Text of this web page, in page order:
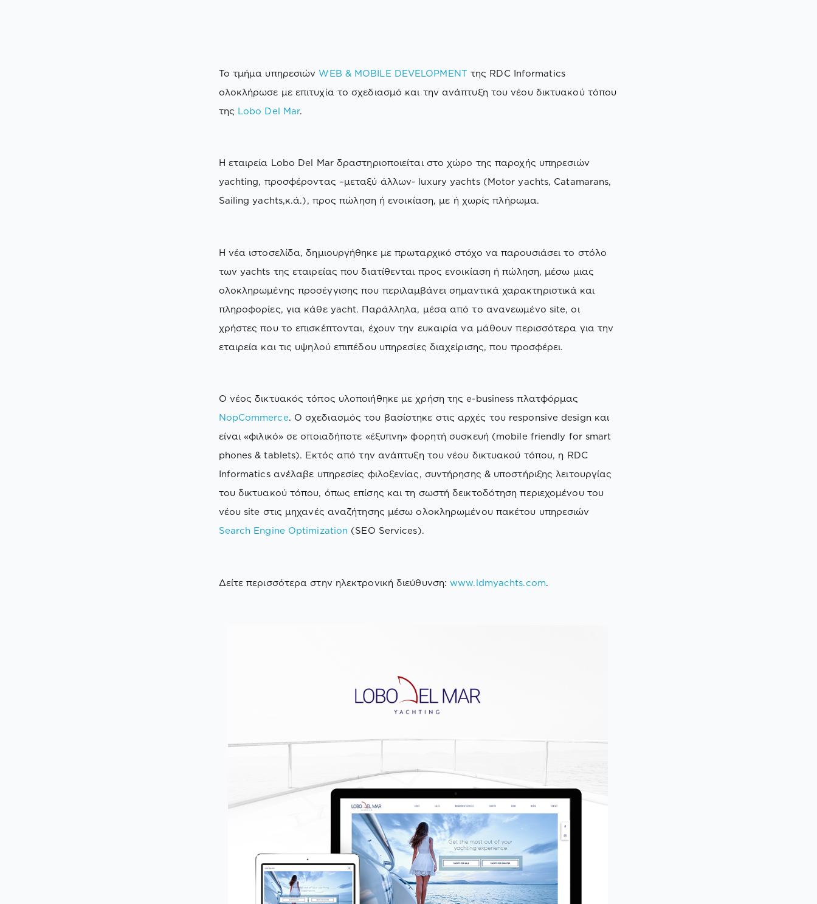
To τμήμα υπηρεσιώνWEB & MOBILE DEVELOPMENT της RDC Informatics
ολοκλήρωσε με επιτυχία το σχεδιασμό και την ανάπτυξη του νέου δικτυακού τόπου
της Lobo Del Mar.
Η εταιρεία Lobo Del Mar δραστηριoποιείται στο χώρο της παροχής υπηρεσιών
yachting, προσφέροντας –μεταξύ άλλων- luxury yachts (Motor yachts, Catamarans,
Sailing yachts,κ.ά.), προς πώληση ή ενοικίαση, με ή χωρίς πλήρωμα.
Η νέα ιστοσελίδα, δημιουργήθηκε με πρωταρχικό στόχο να παρουσιάσει το στόλο
των yachts της εταιρείας που διατίθενται προς ενοικίαση ή πώληση, μέσω μιας
ολοκληρωμένης προσέγγισης που περιλαμβάνει σημαντικά χαρακτηριστικά και
πληροφορίες, για κάθε yacht. Παράλληλα, μέσα από το ανανεωμένο site, οι
χρήστες που το επισκέπτονται, έχουν την ευκαιρία να μάθουν περισσότερα για την
εταιρεία και τις υψηλού επιπέδου υπηρεσίες διαχείρισης, που προσφέρει.
Ο νέος δικτυακός τόπος υλοποιήθηκε με χρήση της e-business πλατφόρμας
NopCommerce. Ο σχεδιασμός του βασίστηκε στις αρχές του responsive design και
είναι «φιλικό» σε οποιαδήποτε «έξυπνη» φορητή συσκευή (mobile friendly for smart
phones & tablets). Εκτός από την ανάπτυξη του νέου δικτυακού τόπου, η RDC
Informatics ανέλαβε υπηρεσίες φιλοξενίας, συντήρησης & υποστήριξης λειτουργίας
του δικτυακού τόπου, όπως επίσης και τη σωστή δεικτοδότηση περιεχομένου του
νέου site στις μηχανές αναζήτησης μέσω ολοκληρωμένου πακέτου υπηρεσιών
Search Engine Optimization (SEO Services).
Δείτε περισσότερα στην ηλεκτρονική διεύθυνση:www.ldmyachts.com.